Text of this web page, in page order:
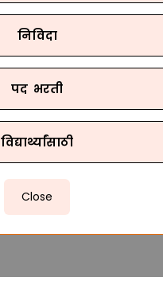
निविदा
पद भरती
विद्यार्थ्यांसाठी
Close